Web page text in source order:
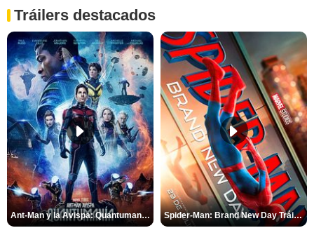
Tráilers destacados
Ant-Man y la Avispa: Quantumanía Tráiler (2) Spider-Man: Brand New Day Tráiler (3)